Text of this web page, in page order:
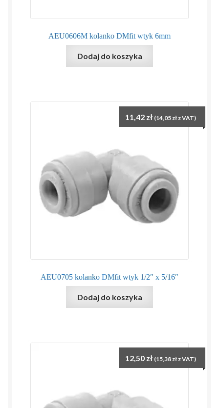
AEU0606M kolanko DMfit wtyk 6mm
Dodaj do koszyka
AEU0705 kolanko DMfit wtyk 1/2″ x 5/16″
11,42 zł (14,05 zł z VAT)
Dodaj do koszyka
12,50 zł (15,38 zł z VAT)